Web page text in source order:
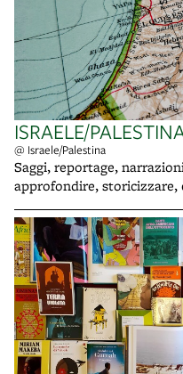
ISRAELE/
@ Israele/Palestina
Saggi, reportage,
approfondire, storicizzare,